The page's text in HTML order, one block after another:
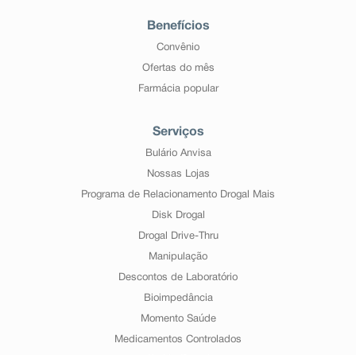
Benefícios
Convênio
Ofertas do mês
Farmácia popular
Serviços
Bulário Anvisa
Nossas Lojas
Programa de Relacionamento Drogal Mais
Disk Drogal
Drogal Drive-Thru
Manipulação
Descontos de Laboratório
Bioimpedância
Momento Saúde
Medicamentos Controlados